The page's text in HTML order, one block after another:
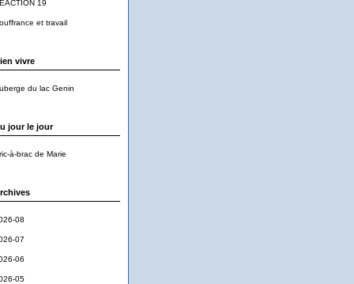
19
et travail
vivre
du lac Genin
jour le jour
à-brac de Marie
08
07
06
05